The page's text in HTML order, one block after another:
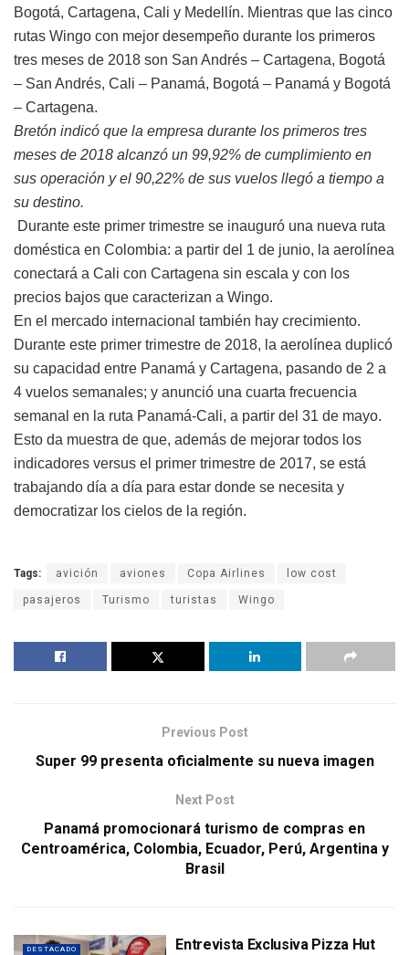
Bogotá, Cartagena, Cali y Medellín. Mientras que las cinco
rutas Wingo con mejor desempeño durante los primeros
tres meses de 2018 son San Andrés – Cartagena, Bogotá
– San Andrés, Cali – Panamá, Bogotá – Panamá y Bogotá
– Cartagena.
Bretón indicó que la empresa durante los primeros tres
meses de 2018 alcanzó un 99,92% de cumplimiento en
sus operación y el 90,22% de sus vuelos llegó a tiempo a
su destino.
Durante este primer trimestre se inauguró una nueva ruta
doméstica en Colombia: a partir del 1 de junio, la aerolínea
conectará a Cali con Cartagena sin escala y con los
precios bajos que caracterizan a Wingo.
En el mercado internacional también hay crecimiento.
Durante este primer trimestre de 2018, la aerolínea duplicó
su capacidad entre Panamá y Cartagena, pasando de 2 a
4 vuelos semanales; y anunció una cuarta frecuencia
semanal en la ruta Panamá-Cali, a partir del 31 de mayo.
Esto da muestra de que, además de mejorar todos los
indicadores versus el primer trimestre de 2017, se está
trabajando día a día para estar donde se necesita y
democratizar los cielos de la región.
Tags: avición aviones Copa Airlines low cost
pasajeros Turismo turistas Wingo
Previous Post
Super 99 presenta oficialmente su nueva imagen
Next Post
Panamá promocionará turismo de compras en
Centroamérica, Colombia, Ecuador, Perú, Argentina y
Brasil
DESTACADO
Entrevista Exclusiva Pizza Hut